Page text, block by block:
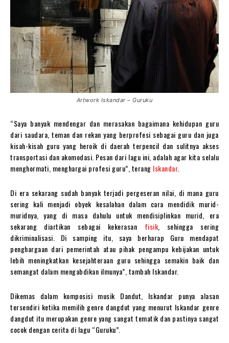
Artwork Iskandar – Guruku
“Saya banyak mendengar dan merasakan bagaimana kehidupan guru
dari saudara, teman dan rekan yang berprofesi sebagai guru dan juga
kisah-kisah guru yang heroik di daerah terpencil dan sulitnya akses
transportasi dan akomodasi. Pesan dari lagu ini, adalah agar kita selalu
menghormati, menghargai profesi guru”, terang Iskandar.
Di era sekarang sudah banyak terjadi pergeseran nilai, di mana guru
sering kali menjadi obyek kesalahan dalam cara mendidik murid-
muridnya, yang di masa dahulu untuk mendisiplinkan murid, era
sekarang diartikan sebagai kekerasan fisik, sehingga sering
dikriminalisasi. Di samping itu, saya berharap Guru mendapat
penghargaan dari pemerintah atau pihak pengampu kebijakan untuk
lebih meningkatkan kesejahteraan guru sehingga semakin baik dan
semangat dalam mengabdikan ilmunya”, tambah Iskandar.
Dikemas dalam komposisi musik Dandut, Iskandar punya alasan
tersendiri ketika memilih genre dangdut yang menurut Iskandar genre
dangdut itu merupakan genre yang sangat tematik dan pastinya sangat
cocok dengan cerita di lagu “Guruku”.